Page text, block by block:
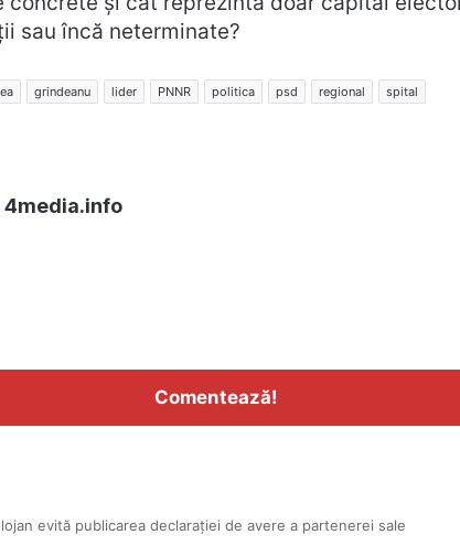
sau încă neterminate?
grindeanu lider PNNR politica psd regional spital
4media.info
Comentează!